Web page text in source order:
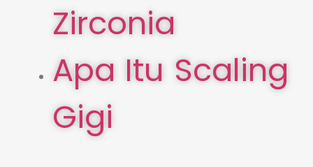
Zirconia
Apa Itu Scaling
Gigi